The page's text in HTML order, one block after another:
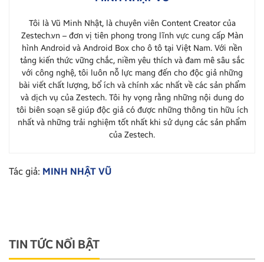
Tôi là Vũ Minh Nhật, là chuyên viên Content Creator của
Zestech.vn – đơn vị tiên phong trong lĩnh vực cung cấp Màn
hình Android và Android Box cho ô tô tại Việt Nam. Với nền
tảng kiến thức vững chắc, niềm yêu thích và đam mê sâu sắc
với công nghệ, tôi luôn nỗ lực mang đến cho độc giả những
bài viết chất lượng, bổ ích và chính xác nhất về các sản phẩm
và dịch vụ của Zestech. Tôi hy vọng rằng những nội dung do
tôi biên soạn sẽ giúp độc giả có được những thông tin hữu ích
nhất và những trải nghiệm tốt nhất khi sử dụng các sản phẩm
của Zestech.
Tác giả: MINH NHẬT VŨ
TIN TỨC NỔI BẬT